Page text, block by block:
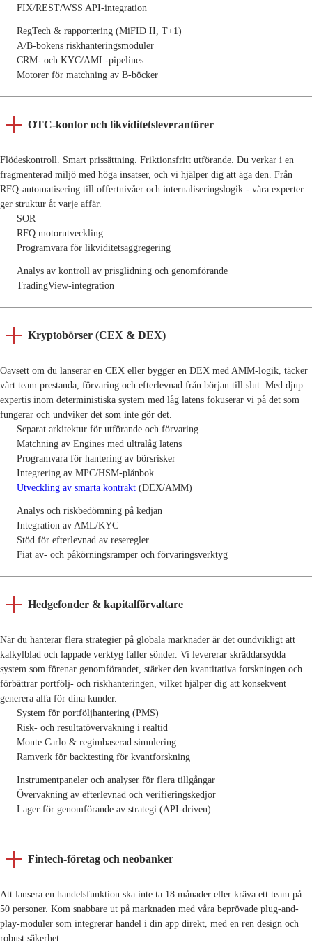
FIX/REST/WSS API-integration
RegTech & rapportering (MiFID II, T+1)
A/B-bokens riskhanteringsmoduler
CRM- och KYC/AML-pipelines
Motorer för matchning av B-böcker
OTC-kontor och likviditetsleverantörer
Flödeskontroll. Smart prissättning. Friktionsfritt utförande. Du verkar i en
fragmenterad miljö med höga insatser, och vi hjälper dig att äga den. Från
RFQ-automatisering till offertnivåer och internaliseringslogik - våra experter
ger struktur åt varje affär.
SOR
RFQ motorutveckling
Programvara för likviditetsaggregering
Analys av kontroll av prisglidning och genomförande
TradingView-integration
Kryptobörser (CEX & DEX)
Oavsett om du lanserar en CEX eller bygger en DEX med AMM-logik, täcker
vårt team prestanda, förvaring och efterlevnad från början till slut. Med djup
expertis inom deterministiska system med låg latens fokuserar vi på det som
fungerar och undviker det som inte gör det.
Separat arkitektur för utförande och förvaring
Matchning av Engines med ultralåg latens
Programvara för hantering av börsrisker
Integrering av MPC/HSM-plånbok
Utveckling av smarta kontrakt (DEX/AMM)
Analys och riskbedömning på kedjan
Integration av AML/KYC
Stöd för efterlevnad av reseregler
Fiat av- och påkörningsramper och förvaringsverktyg
Hedgefonder & kapitalförvaltare
När du hanterar flera strategier på globala marknader är det oundvikligt att
kalkylblad och lappade verktyg faller sönder. Vi levererar skräddarsydda
system som förenar genomförandet, stärker den kvantitativa forskningen och
förbättrar portfölj- och riskhanteringen, vilket hjälper dig att konsekvent
generera alfa för dina kunder.
System för portföljhantering (PMS)
Risk- och resultatövervakning i realtid
Monte Carlo & regimbaserad simulering
Ramverk för backtesting för kvantforskning
Instrumentpaneler och analyser för flera tillgångar
Övervakning av efterlevnad och verifieringskedjor
Lager för genomförande av strategi (API-driven)
Fintech-företag och neobanker
Att lansera en handelsfunktion ska inte ta 18 månader eller kräva ett team på
50 personer. Kom snabbare ut på marknaden med våra beprövade plug-and-
play-moduler som integrerar handel i din app direkt, med en ren design och
robust säkerhet.